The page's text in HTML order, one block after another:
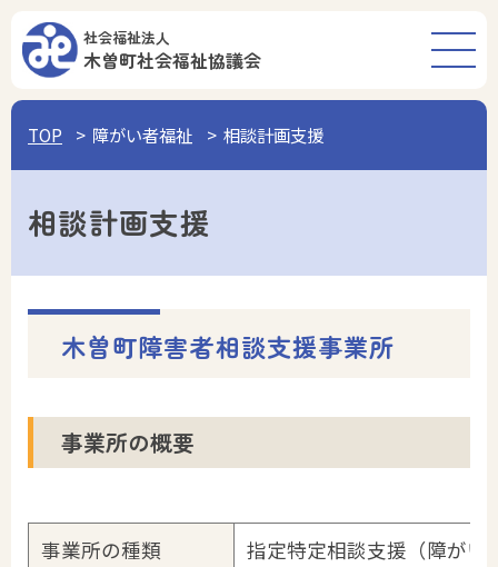
社会福祉法人
木曽町社会福祉協議会
TOP 障がい者福祉 相談計画支援
相談計画支援
木曽町障害者相談支援事業所
事業所の概要
事業所の種類
指定特定相談支援（障がい